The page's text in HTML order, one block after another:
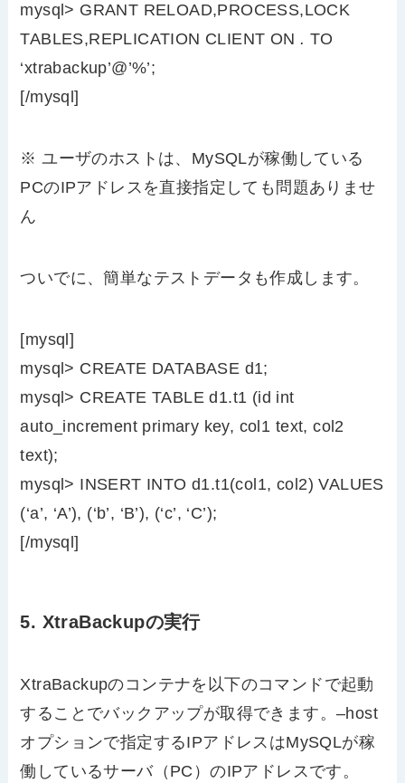
mysql> GRANT RELOAD,PROCESS,LOCK
TABLES,REPLICATION CLIENT ON. TO
‘xtrabackup’@’%’;
[/mysql]
※ ユーザのホストは、MySQLが稼働している
PCのIPアドレスを直接指定しても問題ありませ
ん
ついでに、簡単なテストデータも作成します。
[mysql]
mysql> CREATE DATABASE d1;
mysql> CREATE TABLE d1.t1 (id int
auto_increment primary key, col1 text, col2
text);
mysql> INSERT INTO d1.t1(col1, col2) VALUES
(‘a’, ‘A’), (‘b’, ‘B’), (‘c’, ‘C’);
[/mysql]
5. XtraBackupの実行
XtraBackupのコンテナを以下のコマンドで起動
することでバックアップが取得できます。–host
オプションで指定するIPアドレスはMySQLが稼
働しているサーバ（PC）のIPアドレスです。